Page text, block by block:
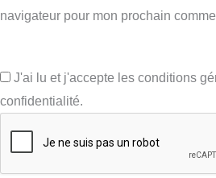
navigateur pour mon prochain
J'ai lu et j'accepte les conditions
confidentialité.